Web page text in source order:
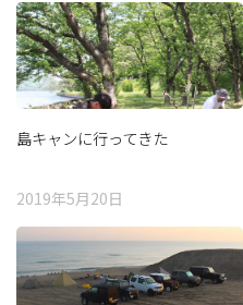
島キャンに行ってきた
2019年5月20日